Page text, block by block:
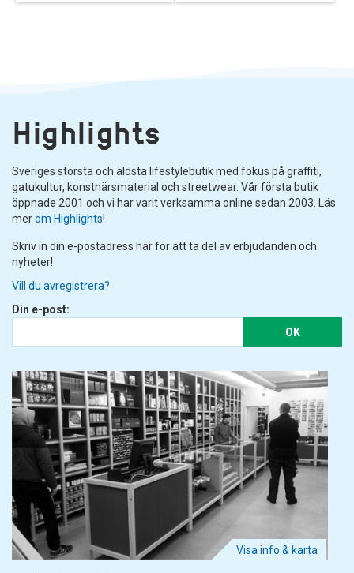
Highlights
Sveriges största och äldsta lifestylebutik med fokus på graffiti,
gatukultur, konstnärsmaterial och streetwear. Vår första butik
öppnade 2001 och vi har varit verksamma online sedan 2003. Läs
merom Highlights!
Skriv in din e-postadress här för att ta del av erbjudanden och
nyheter!
Vill du avregistrera?
Din e-post:
OK
Visa info & karta